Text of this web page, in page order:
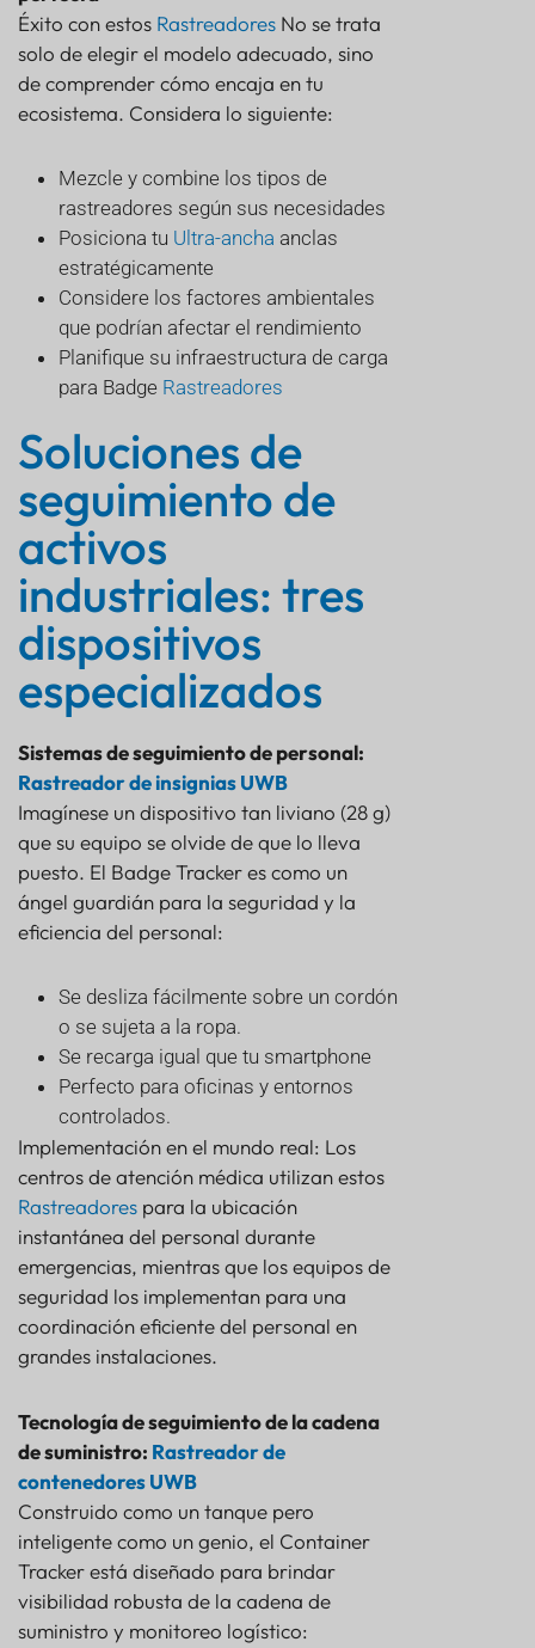
Éxito con estos Rastreadores No se trata
solo de elegir el modelo adecuado, sino
de comprender cómo encaja en tu
ecosistema. Considera lo siguiente:
Mezcle y combine los tipos de
rastreadores según sus necesidades
Posiciona tu Ultra-ancha anclas
estratégicamente
Considere los factores ambientales
que podrían afectar el rendimiento
Planifique su infraestructura de carga
para Badge Rastreadores
Soluciones de
seguimiento de
activos
industriales: tres
dispositivos
especializados
Sistemas de seguimiento de personal:
Rastreador de insignias UWB
Imagínese un dispositivo tan liviano (28 g)
que su equipo se olvide de que lo lleva
puesto. El Badge Tracker es como un
ángel guardián para la seguridad y la
eficiencia del personal:
Se desliza fácilmente sobre un cordón
o se sujeta a la ropa.
Se recarga igual que tu smartphone
Perfecto para oficinas y entornos
controlados.
Implementación en el mundo real: Los
centros de atención médica utilizan estos
Rastreadores para la ubicación
instantánea del personal durante
emergencias, mientras que los equipos de
seguridad los implementan para una
coordinación eficiente del personal en
grandes instalaciones.
Tecnología de seguimiento de la cadena
de suministro: Rastreador de
contenedores UWB
Construido como un tanque pero
inteligente como un genio, el Container
Tracker está diseñado para brindar
visibilidad robusta de la cadena de
suministro y monitoreo logístico: